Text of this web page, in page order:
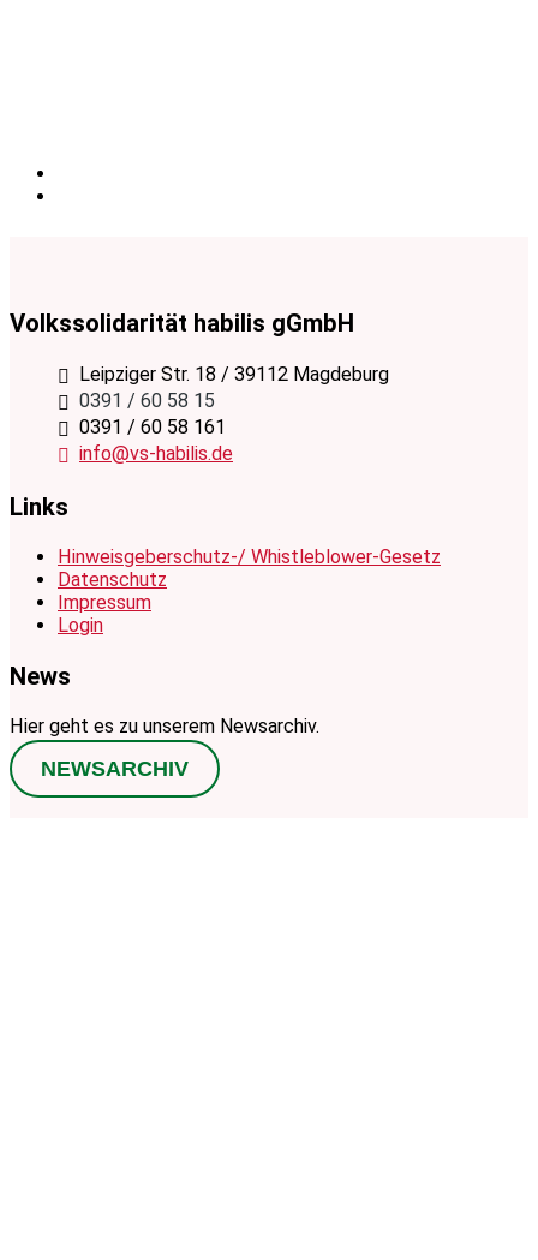
Volkssolidarität habilis gGmbH
Leipziger Str. 18 / 39112 Magdeburg
0391 / 60 58 15
0391 / 60 58 161
info@vs-habilis.de
Links
Hinweisgeberschutz-/ Whistleblower-Gesetz
Datenschutz
Impressum
Login
News
Hier geht es zu unserem Newsarchiv.
NEWSARCHIV